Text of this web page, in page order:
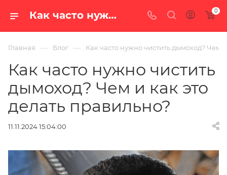
Как часто нужно чистить дымоход? Чем и как это делать правильно? — блог интернет-магазина «100 печей.ру» 0
Главная — Блог — Как часто нужно чистить дымоход? Чем
Как часто нужно чистить
дымоход? Чем и как это
делать правильно?
11.11.2024 15:04:00